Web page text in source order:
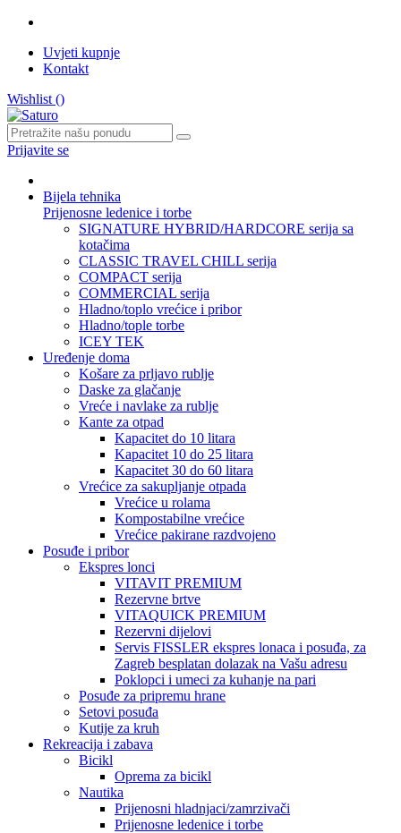
Uvjeti kupnje
Kontakt
Wishlist ()
Prijavite se
Bijela tehnika
Prijenosne ledenice i torbe
SIGNATURE HYBRID/HARDCORE serija sa
kotačima
CLASSIC TRAVEL CHILL serija
COMPACT serija
COMMERCIAL serija
Hladno/toplo vrećice i pribor
Hladno/tople torbe
ICEY TEK
Uređenje doma
Košare za prljavo rublje
Daske za glačanje
Vreće i navlake za rublje
Kante za otpad
Kapacitet do 10 litara
Kapacitet 10 do 25 litara
Kapacitet 30 do 60 litara
Vrećice za sakupljanje otpada
Vrećice u rolama
Kompostabilne vrećice
Vrećice pakirane razdvojeno
Posuđe i pribor
Ekspres lonci
VITAVIT PREMIUM
Rezervne brtve
VITAQUICK PREMIUM
Rezervni dijelovi
Servis FISSLER ekspres lonaca i posuđa, za
Zagreb besplatan dolazak na Vašu adresu
Poklopci i umeci za kuhanje na pari
Posuđe za pripremu hrane
Setovi posuđa
Kutije za kruh
Rekreacija i zabava
Bicikl
Oprema za bicikl
Nautika
Prijenosni hladnjaci/zamrzivači
Prijenosne ledenice i torbe